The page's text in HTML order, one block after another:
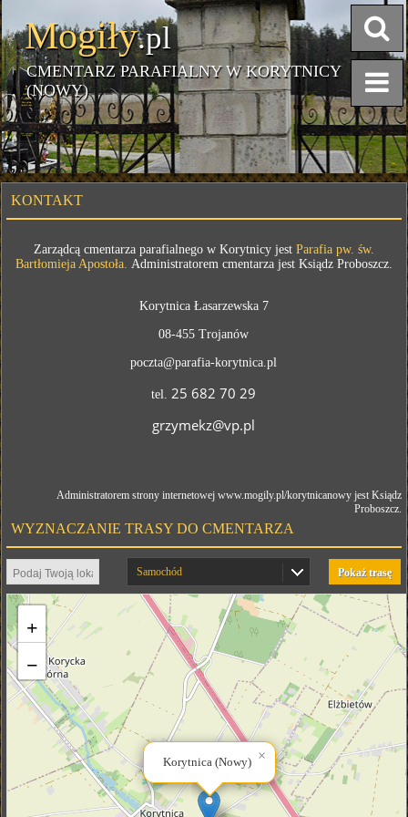
Mogiły.pl
CMENTARZ PARAFIALNY W KORYTNICY
(NOWY)
KONTAKT
Zarządcą cmentarza parafialnego w Korytnicy jest Parafia pw. św.
Bartłomieja Apostoła. Administratorem cmentarza jest Ksiądz Proboszcz.
Korytnica Łasarzewska 7
08-455 Trojanów
poczta@parafia-korytnica.pl
tel.25 682 70 29
grzymekz@vp.pl
Administratorem strony internetowej www.mogily.pl/korytnicanowy jest Ksiądz
Proboszcz.
WYZNACZANIE TRASY DO CMENTARZA
Pokaż trasę
Samochód
Korytnica (Nowy) ×
+
−